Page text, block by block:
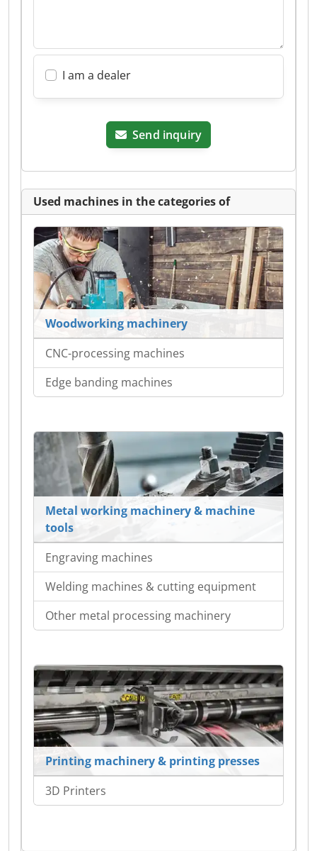
I am a dealer
Send inquiry
Used machines in the categories of
Woodworking machinery
CNC-processing machines
Edge banding machines
Metal working machinery & machine
tools
Engraving machines
Welding machines & cutting equipment
Other metal processing machinery
Printing machinery & printing presses
3D Printers